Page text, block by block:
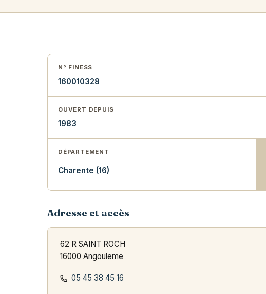
N° FINESS
160010328
OUVERT DEPUIS
1983
DÉPARTEMENT
Charente (16)
Adresse et accès
62 R SAINT ROCH
16000 Angouleme
05 45 38 45 16